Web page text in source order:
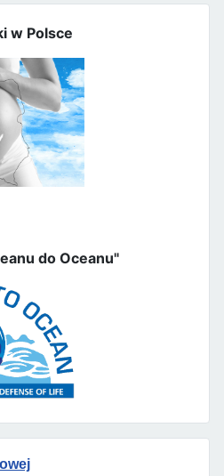
w Polsce
do Oceanu"